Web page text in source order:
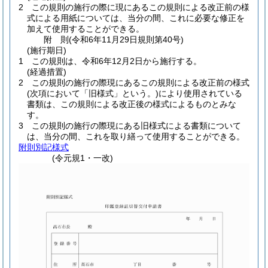
2
この規則の施行の際に現にあるこの規則による改正前の様
式による用紙については、当分の間、これに必要な修正を
加えて使用することができる。
附 則(令和6年11月29日規則第40号)
(施行期日)
1
この規則は、令和6年12月2日から施行する。
(経過措置)
2
この規則の施行の際現にあるこの規則による改正前の様式
(次項において「旧様式」という。)により使用されている
書類は、この規則による改正後の様式によるものとみな
す。
3
この規則の施行の際現にある旧様式による書類について
は、当分の間、これを取り繕って使用することができる。
附則別記様式
(令元規1・一改)